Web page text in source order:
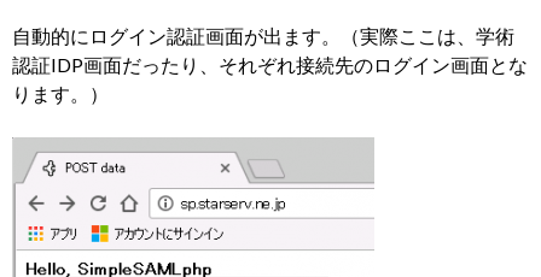
自動的にログイン認証画面が出ます。（実際ここは、学術
認証IDP画面だったり、それぞれ接続先のログイン画面とな
ります。）